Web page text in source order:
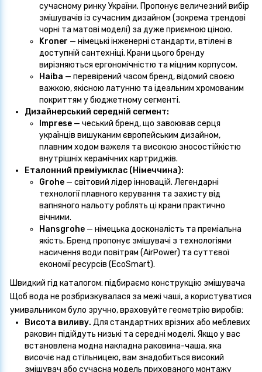
сучасному ринку України. Пропонує величезний вибір
змішувачів із сучасним дизайном (зокрема трендові
чорні та матові моделі) за дуже приємною ціною.
Kroner — німецькі інженерні стандарти, втілені в
доступній сантехніці. Крани цього бренду
вирізняються ергономічністю та міцним корпусом.
Haiba — перевірений часом бренд, відомий своєю
важкою, якісною латунню та ідеальним хромованим
покриттям у бюджетному сегменті.
Дизайнерський середній сегмент:
Imprese — чеський бренд, що завоював серця
українців вишуканим європейським дизайном,
плавним ходом важеля та високою зносостійкістю
внутрішніх керамічних картриджів.
Еталонний преміумклас (Німеччина):
Grohe — світовий лідер інновацій. Легендарні
технології плавного керування та захисту від
вапняного нальоту роблять ці крани практично
вічними.
Hansgrohe — німецька досконалість та преміальна
якість. Бренд пропонує змішувачі з технологіями
насичення води повітрям (AirPower) та суттєвої
економії ресурсів (EcoSmart).
Швидкий гід каталогом: підбираємо конструкцію змішувача
Щоб вода не розбризкувалася за межі чаші, а користуватися
умивальником було зручно, враховуйте геометрію виробів:
Висота виливу. Для стандартних врізних або меблевих
раковин підійдуть низькі та середні моделі. Якщо у вас
встановлена модна накладна раковина-чаша, яка
височіє над стільницею, вам знадобиться високий
змішувач або сучасна модель прихованого монтажу